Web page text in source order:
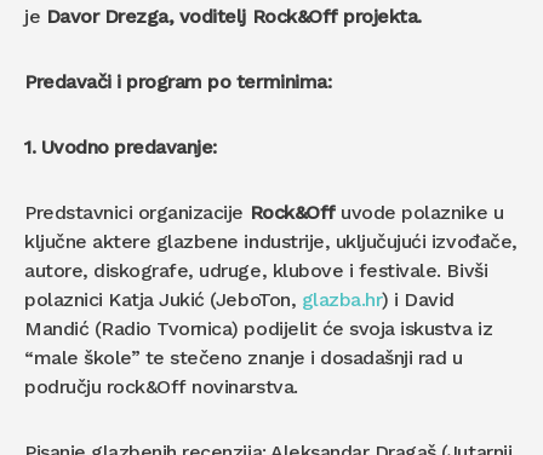
je Davor Drezga, voditelj Rock&Off projekta.
Predavači i program po terminima:
1. Uvodno predavanje:
Predstavnici organizacije Rock&Offuvode polaznike u
ključne aktere glazbene industrije, uključujući izvođače,
autore, diskografe, udruge, klubove i festivale. Bivši
polaznici Katja Jukić (JeboTon, glazba.hr) i David
Mandić (Radio Tvornica) podijelit će svoja iskustva iz
“male škole” te stečeno znanje i dosadašnji rad u
području rock&Off novinarstva.